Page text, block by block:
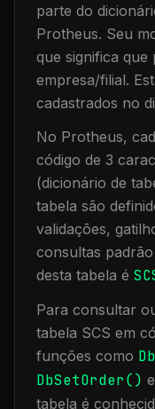
parte do
Protheus. Seu
que significa que
empresa/filial.
cadastrados no
No Protheus,
código de 3
(dicionário de
tabela são
validações,
consultas
desta tabela é
Para consultar
tabela SCS em
funções como
DbSetOrder() e
tabela é